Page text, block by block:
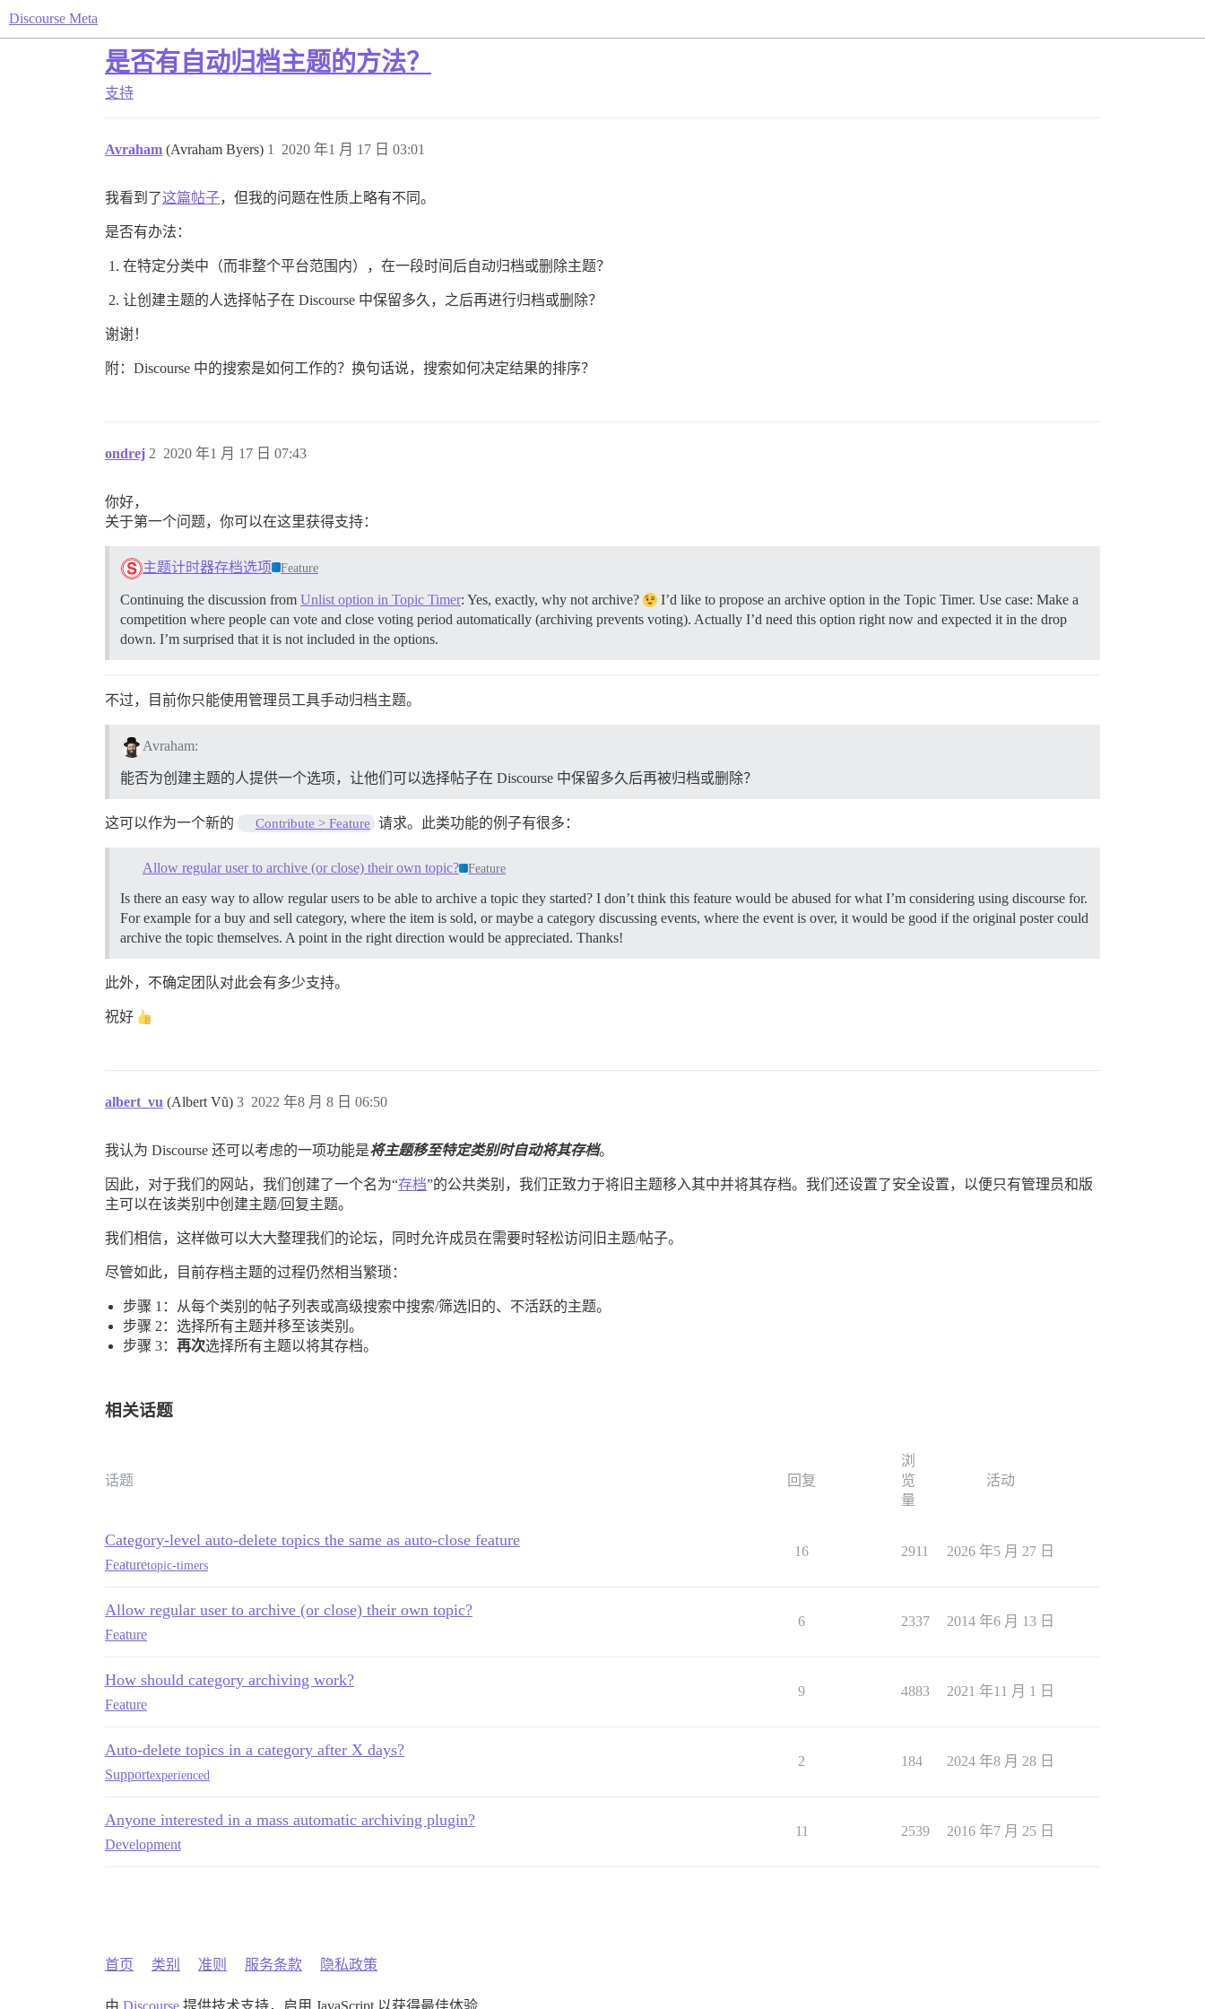
Discourse Meta
是否有自动归档主题的方法？
支持
Avraham (Avraham Byers) 2020 年1 月 17 日 03:01
1
我看到了这篇帖子，但我的问题在性质上略有不同。
是否有办法：
在特定分类中（而非整个平台范围内），在一段时间后自动归档或删除主题？
让创建主题的人选择帖子在 Discourse 中保留多久，之后再进行归档或删除？
谢谢！
附：Discourse 中的搜索是如何工作的？换句话说，搜索如何决定结果的排序？
ondrej 2020 年1 月 17 日 07:43
2
你好，
关于第一个问题，你可以在这里获得支持：
主题计时器存档选项 Feature
Continuing the discussion from Unlist option in Topic Timer: Yes, exactly, why not archive?
I’d like to propose an archive option in the Topic Timer. Use case: Make a
competition where people can vote and close voting period automatically (archiving prevents voting). Actually I’d need this option right now and expected it in the drop
down. I’m surprised that it is not included in the options.
不过，目前你只能使用管理员工具手动归档主题。
Avraham:
能否为创建主题的人提供一个选项，让他们可以选择帖子在 Discourse 中保留多久后再被归档或删除？
这可以作为一个新的 Contribute > Feature 请求。此类功能的例子有很多：
Allow regular user to archive (or close) their own topic? Feature
Is there an easy way to allow regular users to be able to archive a topic they started? I don’t think this feature would be abused for what I’m considering using discourse for.
For example for a buy and sell category, where the item is sold, or maybe a category discussing events, where the event is over, it would be good if the original poster could
archive the topic themselves. A point in the right direction would be appreciated. Thanks!
此外，不确定团队对此会有多少支持。
祝好
albert_vu (Albert Vũ) 2022 年8 月 8 日 06:50
3
我认为 Discourse 还可以考虑的一项功能是将主题移至特定类别时自动将其存档。
因此，对于我们的网站，我们创建了一个名为“存档”的公共类别，我们正致力于将旧主题移入其中并将其存档。我们还设置了安全设置，以便只有管理员和版
主可以在该类别中创建主题/回复主题。
我们相信，这样做可以大大整理我们的论坛，同时允许成员在需要时轻松访问旧主题/帖子。
尽管如此，目前存档主题的过程仍然相当繁琐：
步骤 1：从每个类别的帖子列表或高级搜索中搜索/筛选旧的、不活跃的主题。
步骤 2：选择所有主题并移至该类别。
步骤 3： 再次选择所有主题以将其存档。
相关话题
话题 回复
浏
览
量
活动
Category-level auto-delete topics the same as auto-close feature
Featuretopic-timers
16 2911 2026 年5 月 27 日
Allow regular user to archive (or close) their own topic?
Feature
6 2337 2014 年6 月 13 日
How should category archiving work?
Feature
9 4883 2021 年11 月 1 日
Auto-delete topics in a category after X days?
Supportexperienced
2 184 2024 年8 月 28 日
Anyone interested in a mass automatic archiving plugin?
Development
11 2539 2016 年7 月 25 日
首页 类别 准则 服务条款 隐私政策